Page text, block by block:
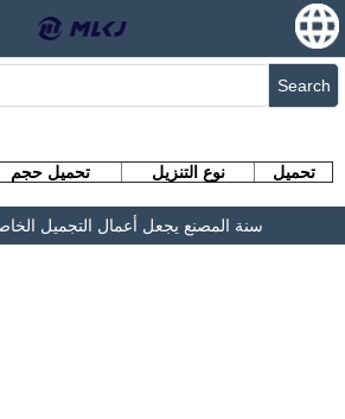
Search
تحميل حجم نوع التنزيل تحميل
18 سنة المصنع يجعل أعمال التجميل